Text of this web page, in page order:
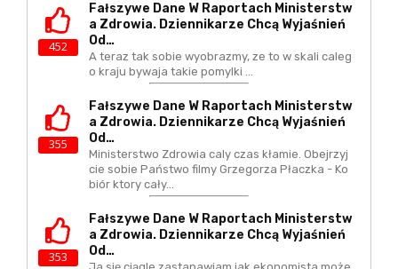
452
Fałszywe Dane W Raportach Ministerstw
A Zdrowia. Dziennikarze Chcą Wyjaśnień
Od…
A teraz tak sobie wyobrazmy, ze to w skali caleg
o kraju bywaja takie pomylki ...
355
Fałszywe Dane W Raportach Ministerstw
A Zdrowia. Dziennikarze Chcą Wyjaśnień
Od…
Ministerstwo Zdrowia caly czas kłamie. Obejrzyj
cie sobie Państwo filmy Grzegorza Płaczka - Ko
biór ktory cały…
353
Fałszywe Dane W Raportach Ministerstw
A Zdrowia. Dziennikarze Chcą Wyjaśnień
Od…